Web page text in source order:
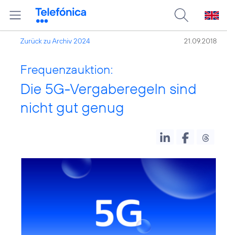
Zurück zu Archiv 2024 21.09.2018
Frequenzauktion:
Die 5G-Vergaberegeln sind
nicht gut genug